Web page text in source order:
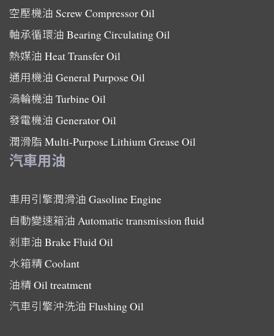
空壓機油 Screw Compressor Oil
軸承循環油 Bearing Circulating Oil
熱媒油 Heat Transfer Oil
通用機油 General Purpose Oil
渦輪機油 Turbine Oil
發電機油 Generator Oil
潤滑脂 Multi-Purpose Lithium Grease Oil
汽車用油
車用引擎潤滑油 Gasoline Engine
自動變速箱油 Automatic transmission fluid
剎車油 Brake Fluid Oil
水箱精Coolant
油精Oil treatment
汽車引擎沖洗油 Flushing Oil